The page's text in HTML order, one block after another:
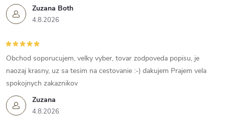
Zuzana Both
4.8.2026
Zuzana
4.8.2026
Obchod soporucujem, velky vyber, tovar zodpoveda popisu, je
naozaj krasny, uz sa tesim na cestovanie :-) dakujem Prajem vela
spokojnych zakaznikov